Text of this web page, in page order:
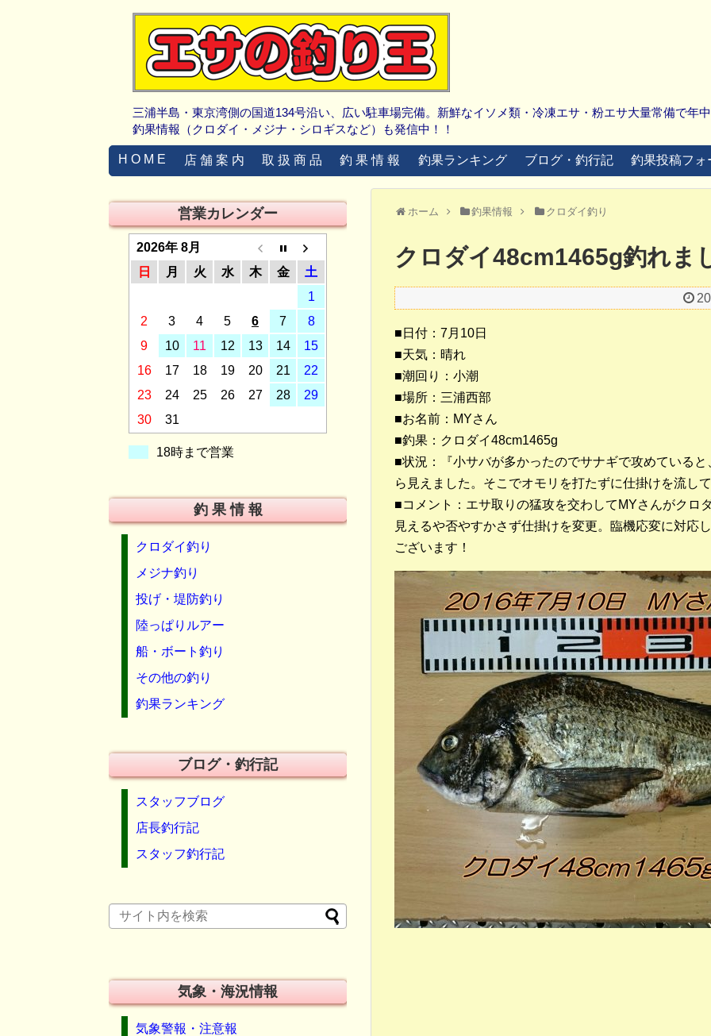
三浦半島・東京湾側の国道134号沿い、広い駐車場完備。新鮮なイソメ類・冷凍エサ・粉エサ大量常備で年
釣果情報（クロダイ・メジナ・シロギスなど）も発信中！！
H O M E 店 舗 案 内 取 扱 商 品 釣 果 情 報 釣果ランキング ブログ・釣行記 釣果投稿フォ
ホーム 釣果情報 クロダイ釣り
クロダイ48cm1465g釣れま
■日付：7月10日
■天気：晴れ
■潮回り：小潮
■場所：三浦西部
■お名前：MYさん
■釣果：クロダイ48cm1465g
■状況：『小サバが多かったのでサナギで攻めている
ら見えました。そこでオモリを打たずに仕掛けを流し
■コメント：エサ取りの猛攻を交わしてMYさんがクロ
見えるや否やすかさず仕掛けを変更。臨機応変に対応
ございます！
営業カレンダー
2026年 8月
日
月 火 水 木 金
土
1
2
3 4 5 6 7
8
9
10 11 12 13 14
15
16
17 18 19 20 21
22
23
24 25 26 27 28
29
30
31
18時まで営業
釣 果 情 報
クロダイ釣り
メジナ釣り
投げ・堤防釣り
陸っぱりルアー
船・ボート釣り
その他の釣り
釣果ランキング
ブログ・釣行記
スタッフブログ
店長釣行記
スタッフ釣行記
気象・海況情報
気象警報・注意報